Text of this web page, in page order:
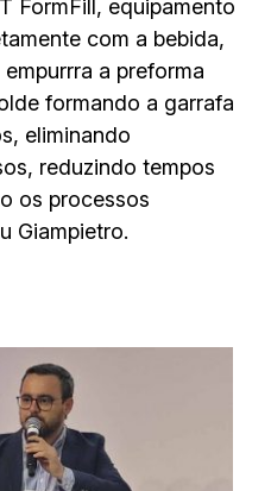
FormFill, equipamento
com a bebida,
a preforma
formando a garrafa
eliminando
reduzindo tempos
os processos
Giampietro.